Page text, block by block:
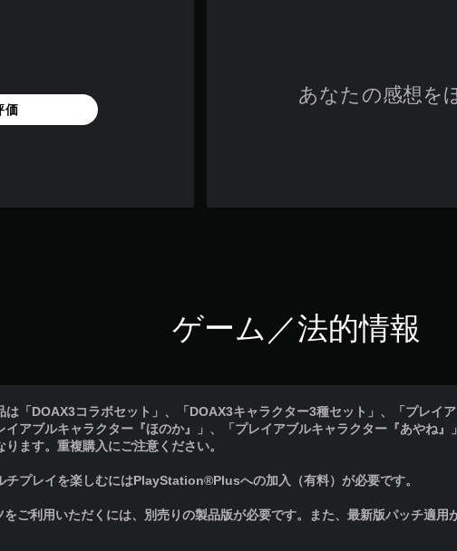
価
あなたの感想を
ゲーム／法的情報
「DOAX3コラボセット」、「DOAX3キャラクター3種セット」、「プレイ
イアブルキャラクター『ほのか』」、「プレイアブルキャラクター『あやね
ります。重複購入にご注意ください。
チプレイを楽しむにはPlayStation®Plusへの加入（有料）が必要です。
ご利用いただくには、別売りの製品版が必要です。また、最新版パッチ適用